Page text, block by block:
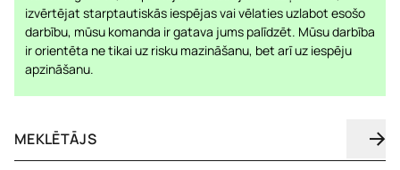
izvērtējat starptautiskās iespējas vai vēlaties uzlabot esošo
darbību, mūsu komanda ir gatava jums palīdzēt. Mūsu darbība
ir orientēta ne tikai uz risku mazināšanu, bet arī uz iespēju
apzināšanu.